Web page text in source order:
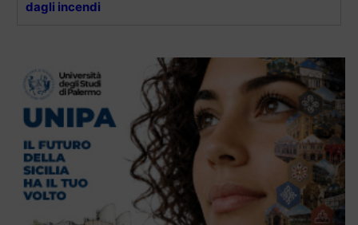
dagli incendi